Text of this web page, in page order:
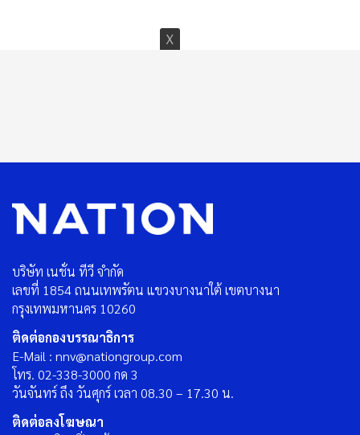
บริษัท เนชั่น ทีวี จำกัด
เลขที่ 1854 ถนนเทพรัตน แขวงบางนาใต้ เขตบางนา
กรุงเทพมหานคร 10260
ติดต่อกองบรรณาธิการ
E-Mail : nnv@nationgroup.com
โทร. 02-338-3000 กด 3
วันจันทร์ ถึง วันศุกร์ เวลา 08.30 – 17.30 น.